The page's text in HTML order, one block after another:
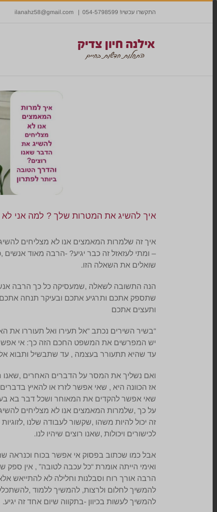
התקשרו עכשיו! 054-5798599 |
איך להשיג את המטרות שלך ? למה אני
איך זה שלמרות המאמצים אנו לא מצליחים
– ומתי לעזאזל זה כבר יגיע? -הרבה מאוד אנשים
שואלים את השאלה הזו.
הנה התשובה לשאלה ,שמעסיקה כל כך הרבה
שתספק אתכם ותרגיע אתכם ובעיקר תנחה
ותעצים אתכם
“בשיר השירים נכתב “אל תעירו ואל תעוררו
יש המפרשים את המשפט החכם הזה כך: אי
עד שהיא תתעורר בעצמה , עד שתבשיל ותבוא
ואם נשליך את המסר על הדברים האחרים ,שאנו
אז הכוונה היא , שאי אפשר לזרז או להאיץ
שאי אפשר להקדים את המאוחר ושכל דבר בא
על כך ,שלמרות המאמצים אנו לא מצליחים
זה יכול להיות משהו ,שקשור לעבודה שלנו ,לזוגיות
לכישורים ויכולות ,שאנו רוצים שיהיו לנו.
אבל כמו שכתוב בפסוק אי אפשר בכוח וכנראה
ואימי הייתה אומרת “כל עכבה לטובה” , אין ספק
הרבה אורך רוח וסבלנות וחלילה לא להתייאש
להמשיך לחלום ולרצות, להמשיך ללמוד
להמשיך לעשות בכיוון -בתקווה שיום אחד זה יגיע.